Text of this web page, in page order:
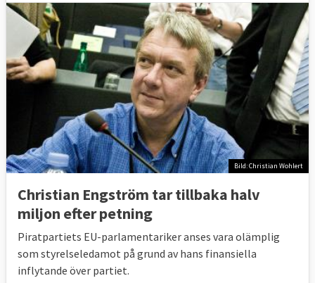
Bild: Christian Wohlert
Christian Engström tar tillbaka halv
miljon efter petning
Piratpartiets EU-parlamentariker anses vara olämplig
som styrelseledamot på grund av hans finansiella
inflytande över partiet.